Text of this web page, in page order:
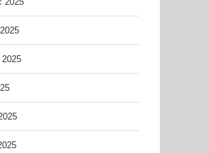
2025